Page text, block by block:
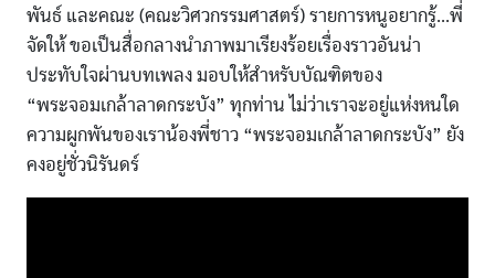
พันธ์ และคณะ (คณะวิศวกรรมศาสตร์) รายการหนูอยากรู้...พี่
จัดให้ ขอเป็นสื่อกลางนำภาพมาเรียงร้อยเรื่องราวอันน่า
ประทับใจผ่านบทเพลง มอบให้สำหรับบัณฑิตของ
“พระจอมเกล้าลาดกระบัง” ทุกท่าน ไม่ว่าเราจะอยู่แห่งหนใด
ความผูกพันของเราน้องพี่ชาว “พระจอมเกล้าลาดกระบัง” ยัง
คงอยู่ชั่วนิรันดร์